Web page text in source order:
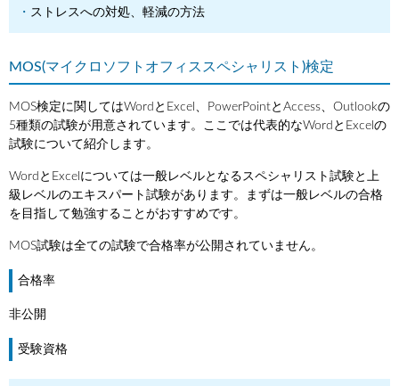
ストレスへの対処、軽減の方法
MOS(マイクロソフトオフィススペシャリスト)検定
MOS検定に関してはWordとExcel、PowerPointとAccess、Outlookの
5種類の試験が用意されています。ここでは代表的なWordとExcelの
試験について紹介します。
WordとExcelについては一般レベルとなるスペシャリスト試験と上
級レベルのエキスパート試験があります。まずは一般レベルの合格
を目指して勉強することがおすすめです。
MOS試験は全ての試験で合格率が公開されていません。
合格率
非公開
受験資格